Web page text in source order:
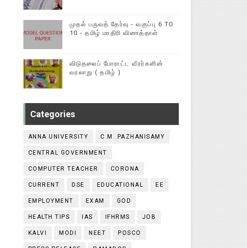
முதல் பருவத் தேர்வு - வகுப்பு 6 TO
10 - தமிழ் மாதிரி வினாத்தாள்
விடுதலைப் போராட்ட வீரர்களின்
வரலாறு ( தமிழ் )
Categories
ANNA UNIVERSITY C.M .PAZHANISAMY
CENTRAL GOVERNMENT
COMPUTER TEACHER CORONA
CURRENT DSE EDUCATIONAL EE
EMPLOYMENT EXAM GOD
HEALTH TIPS IAS IFHRMS JOB
KALVI MODI NEET POSCO